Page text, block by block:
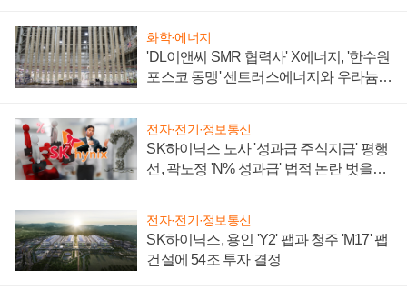
화학·에너지
'DL이앤씨 SMR 협력사' X에너지, '한수원
포스코 동맹' 센트러스에너지와 우라늄
전자·전기·정보통신
SK하이닉스 노사 '성과급 주식지급' 평행
선, 곽노정 'N% 성과급' 법적 논란 벗을지
전자·전기·정보통신
SK하이닉스, 용인 'Y2' 팹과 청주 'M17' 팹
건설에 54조 투자 결정